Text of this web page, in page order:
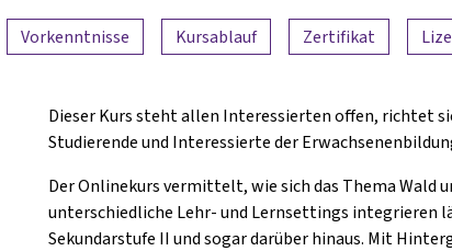
Vorkenntnisse Kursablauf Zertifikat
Dieser Kurs steht allen Interessierten offen, richtet
Studierende und Interessierte der
Der Onlinekurs vermittelt, wie sich das Thema Wald
unterschiedliche Lehr- und Lernsettings integrieren
Sekundarstufe II und sogar darüber hinaus. Mit